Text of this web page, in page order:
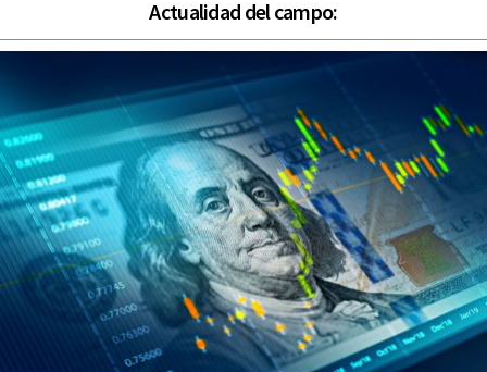
Actualidad del campo: